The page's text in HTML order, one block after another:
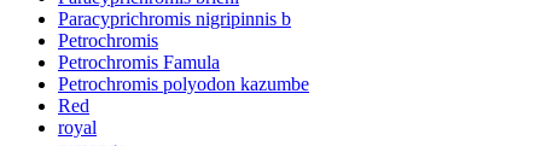
Paracyprichromis nigripinnis b
Petrochromis
Petrochromis Famula
Petrochromis polyodon kazumbe
Red
royal